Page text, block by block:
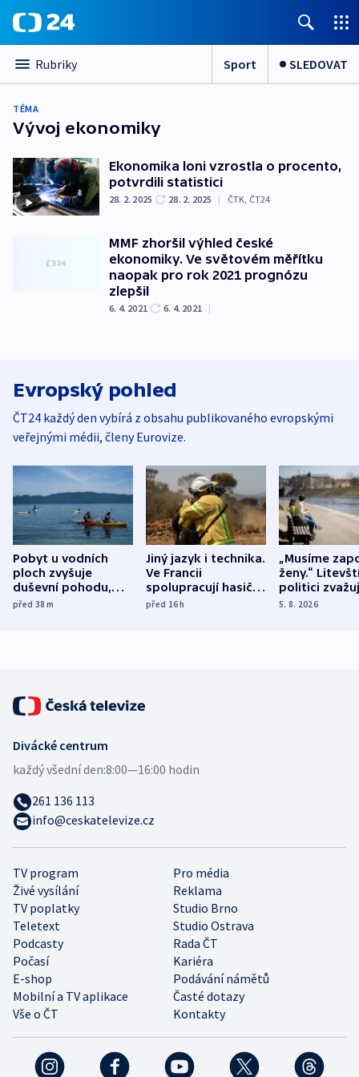
Rubriky Sport SLEDOVAT
TÉMA
Vývoj ekonomiky
Ekonomika loni vzrostla o procento,
potvrdili statistici
28. 2. 2025 28. 2. 2025 | ČTK, ČT24
MMF zhoršil výhled české
ekonomiky. Ve světovém měřítku
naopak pro rok 2021 prognózu
zlepšil
6. 4. 2021 6. 4. 2021 |
Evropský pohled
ČT24 každý den vybírá z obsahu publikovaného evropskými
veřejnými médii, členy Eurovize.
Pobyt u vodních
ploch zvyšuje
duševní pohodu,
ukázala
před 38m
Jiný jazyk i technika.
Ve Francii
spolupracují hasiči z
různých zemí
před 16h
„Musíme
ženy.“
politici
dohodu o
5. 8. 2026
TV program
Pro média
Živé vysílání
Reklama
TV poplatky
Studio Brno
Teletext
Studio Ostrava
Podcasty
Rada ČT
Počasí
Kariéra
E-shop
Podávání námětů
Mobilní a TV aplikace
Časté dotazy
Vše o ČT
Kontakty
Divácké centrum
každý všední den:8:00—16:00 hodin
261 136 113
info@ceskatelevize.cz